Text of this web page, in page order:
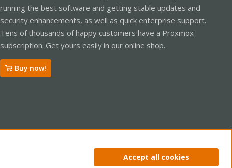
running the best software and getting stable updates and
security enhancements, as well as quick enterprise support.
Tens of thousands of happy customers have a Proxmox
subscription. Get yours easily in our online shop.
Buy now!
Privacy policy Help Home
Accept all cookies